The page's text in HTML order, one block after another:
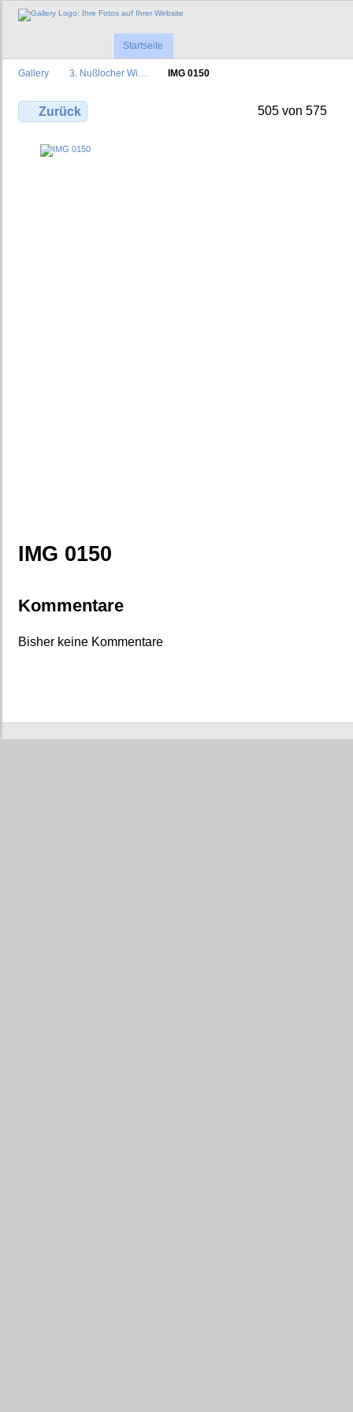
Startseite
Gallery 3. Nußlocher Wi… IMG 0150
Zurück 505 von 575
IMG 0150
Kommentare
Bisher keine Kommentare